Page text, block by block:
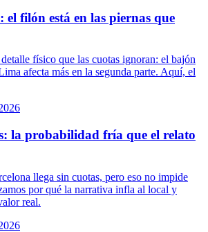
filón está en las piernas que
físico que las cuotas ignoran: el bajón
afecta más en la segunda parte. Aquí, el
la probabilidad fría que el relato
llega sin cuotas, pero eso no impide
por qué la narrativa infla al local y
real.